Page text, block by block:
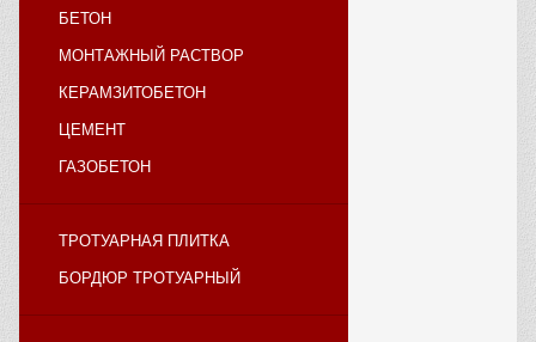
БЕТОН
МОНТАЖНЫЙ РАСТВОР
КЕРАМЗИТОБЕТОН
ЦЕМЕНТ
ГАЗОБЕТОН
ТРОТУАРНАЯ ПЛИТКА
БОРДЮР ТРОТУАРНЫЙ